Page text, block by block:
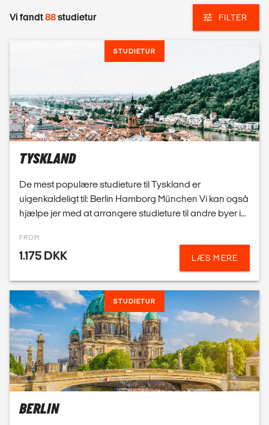
De mest populære studieture til Tyskland er
uigenkaldeligt til: Berlin Hamborg München Vi kan også
hjælpe jer med at arrangere studieture til andre byer i
Tyskland. Læs mere om Tysklands andre populære
FROM
1.175 DKK
STUDIETUR
BERLIN
Berlin er en sikker vinder for grupper, og byen er fyldt
med oplevelser. Rejs med tog, bus eller fly - I
bestemmer. Vi skræddersyer rejsen til jeres behov.
FROM
1.175 DKK